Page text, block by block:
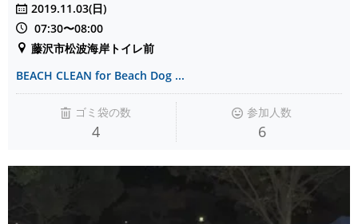
2019.11.03(日)
07:30〜08:00
藤沢市松波海岸トイレ前
BEACH CLEAN for Beach Dog ...
ゴミ袋の数
4
参加人数
6